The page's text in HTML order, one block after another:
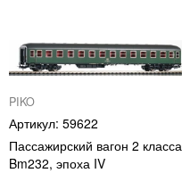
PIKO
59622
Пассажирский вагон 2 класса
Bm232, эпоха IV